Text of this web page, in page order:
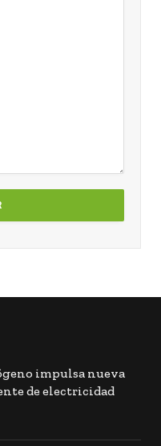
impulsa nueva
de electricidad